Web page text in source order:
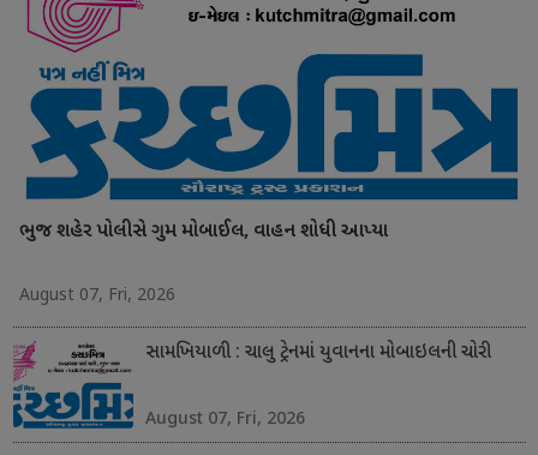
ભુજ શહેર પોલીસે ગુમ મોબાઈલ, વાહન શોધી આપ્યા
August 07, Fri, 2026
સામખિયાળી : ચાલુ ટ્રેનમાં યુવાનના મોબાઇલની ચોરી
August 07, Fri, 2026